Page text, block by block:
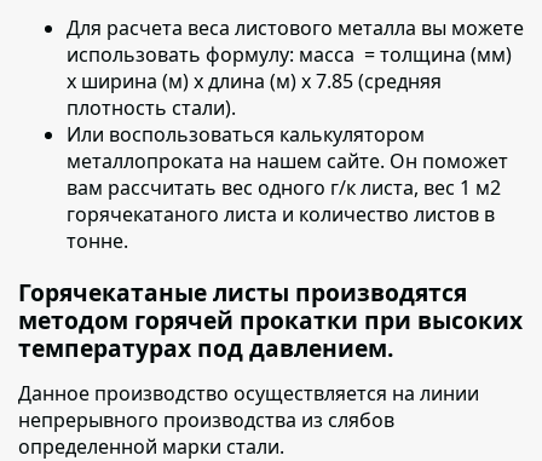
Для расчета веса листового металла вы можете
использовать формулу: масса = толщина (мм)
х ширина (м) х длина (м) х 7.85 (средняя
плотность стали).
Или воспользоваться калькулятором
металлопроката на нашем сайте. Он поможет
вам рассчитать вес одного г/к листа, вес 1 м2
горячекатаного листа и количество листов в
тонне.
Горячекатаные листы производятся
методом горячей прокатки при высоких
температурах под давлением.
Данное производство осуществляется на линии
непрерывного производства из слябов
определенной марки стали.